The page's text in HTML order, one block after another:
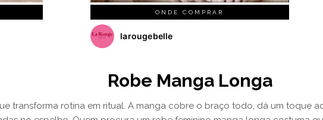
ONDE COMPRAR
larougebelle
Robe Manga Longa
transforma rotina em ritual. A manga cobre o braço todo, dá um toque